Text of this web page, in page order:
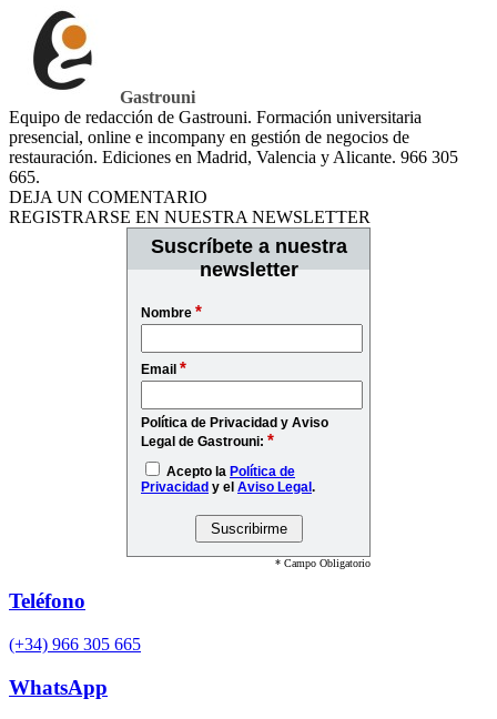
Gastrouni
Equipo de redacción de Gastrouni. Formación universitaria
presencial, online e incompany en gestión de negocios de
restauración. Ediciones en Madrid, Valencia y Alicante. 966 305
665.
DEJA UN COMENTARIO
REGISTRARSE EN NUESTRA NEWSLETTER
Suscríbete a nuestra
newsletter
Nombre *
Email *
Política de Privacidad y Aviso
Legal de Gastrouni: *
Acepto la Política de
Privacidad y el Aviso Legal.
* Campo Obligatorio
Teléfono
(+34) 966 305 665
WhatsApp